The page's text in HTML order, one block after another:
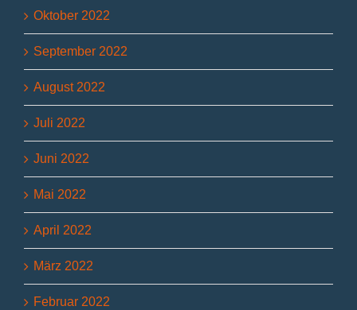
Oktober 2022
September 2022
August 2022
Juli 2022
Juni 2022
Mai 2022
April 2022
März 2022
Februar 2022